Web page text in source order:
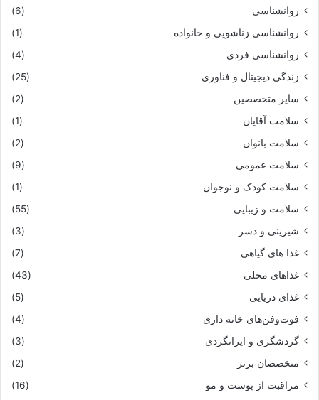
روانشناسی
(6)
روانشناسی زناشویی و خانواده
(1)
روانشناسی فردی
(4)
زندگی دیجیتال و فناوری
(25)
سایر متخصصین
(2)
سلامت آقایان
(1)
سلامت بانوان
(2)
سلامت عمومی
(9)
سلامت کودک و نوجوان
(1)
سلامت و زیبایی
(55)
شیرینی و دسر
(3)
غذا های گیاهی
(7)
غذاهای محلی
(43)
غذای دریایی
(5)
فوت‌وفن‌های خانه داری
(4)
گردشگری و ایرانگردی
(3)
متخصصان برتر
(2)
مراقبت از پوست و مو
(16)